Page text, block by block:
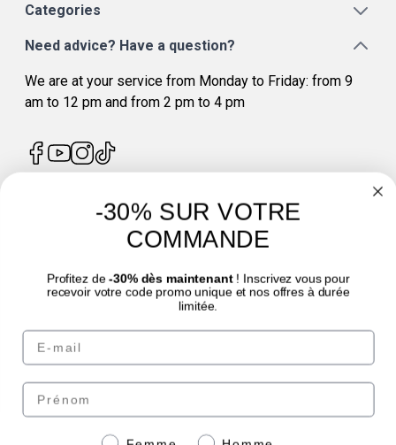
Categories
Need advice? Have a question?
We are at your service from Monday to Friday: from 9
am to 12 pm and from 2 pm to 4 pm
4.7/5
© Laboratoire des GRANIONS 2026 | Secure Payment | *AFNOR NF EN 17444
Standard. See product sheet.
Pay securely with
-30% SUR VOTRE
COMMANDE
Profitez de -30% dès maintenant! Inscrivez vous pour
recevoir votre code promo unique et nos offres à durée
limitée.
Email
Prénom
Genre